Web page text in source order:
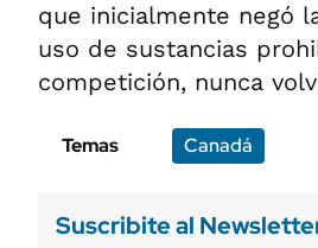
que inicialmente negó
uso de sustancias
competición, nunca
Temas Canadá
Suscribite al